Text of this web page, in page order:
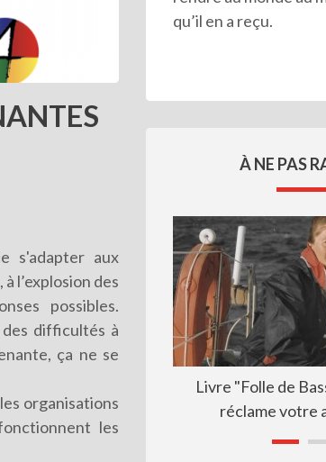
s'adapter aux
l’explosion des
possibles.
des difficultés à
ça ne se
organisations
les
qu’il en a reçu.
À NE PAS
Livre "Folle de
réclame votre